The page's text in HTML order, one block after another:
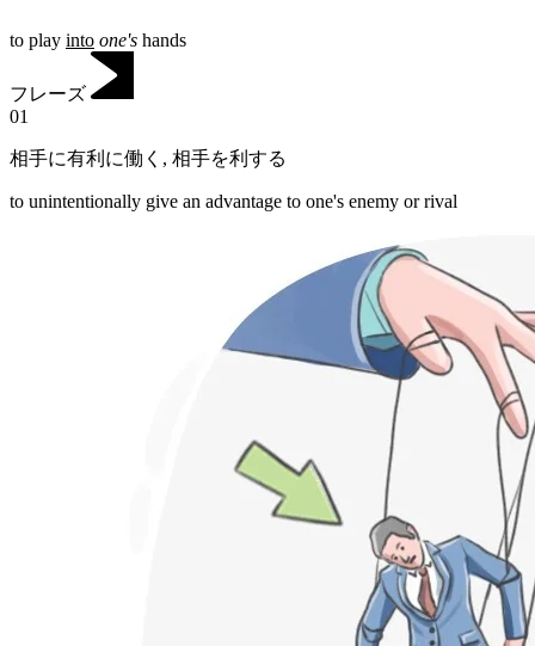
to play into one's hands
フレーズ
01
相手に有利に働く , 相手を利する
to unintentionally give an advantage to one's enemy or rival